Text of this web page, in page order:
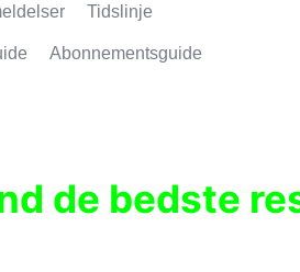
Tidslinje
Abonnementsguide
de bedste